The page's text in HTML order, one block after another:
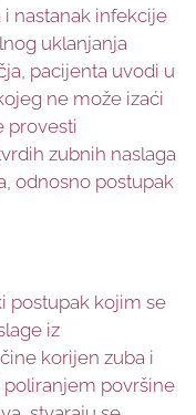
nastanak infekcije
uklanjanja
pacijenta uvodi u
ne može izaći
provesti
zubnih naslaga
odnosno postupak
postupak kojim se
iz
korijen zuba i
površine